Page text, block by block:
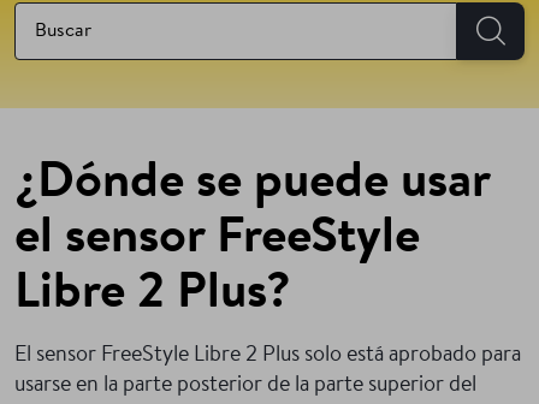
¿Dónde se puede usar
el sensor FreeStyle
Libre 2 Plus?
El sensor FreeStyle Libre 2 Plus solo está aprobado para
usarse en la parte posterior de la parte superior del